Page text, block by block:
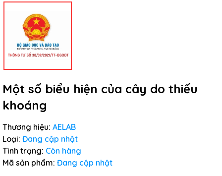
Một số biểu hiện của cây do thiếu
khoáng
Thương hiệu: AELAB
Loại: Đang cập nhật
Tình trạng: Còn hàng
Mã sản phẩm: Đang cập nhật